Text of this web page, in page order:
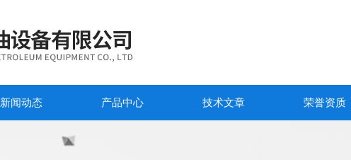
新闻动态 产品中心 技术文章 荣誉资质